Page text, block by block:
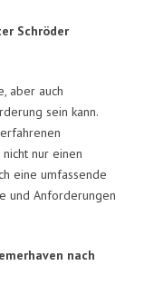
Schröder
aber auch
sein kann.
nur einen
eine umfassende
und Anforderungen
nach